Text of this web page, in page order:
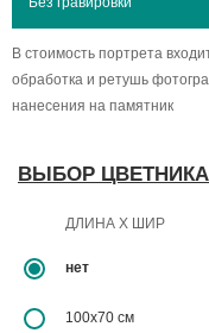
В стоимость портрета
обработка и ретушь
нанесения на памятник
ВЫБОР
ДЛИНА X ШИР
нет
100х70 см